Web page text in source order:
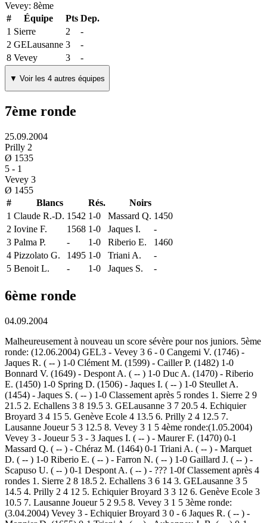
Vevey: 8ème
#
Équipe Pts Dep.
1 Sierre 2
-
2 GELausanne 3
-
8 Vevey 3 -
▼ Voir les 4 autres équipes
7ème ronde
25.09.2004
Prilly 2
Ø 1535
5 - 1
Vevey 3
Ø 1455
#
Blancs Rés.
Noirs
1 Claude R.-D. 1542 1-0 Massard Q. 1450
2 Iovine F. 1568 1-0 Jaques I.
-
3 Palma P. - 1-0 Riberio E.
1460
4 Pizzolato G. 1495 1-0 Triani A.
-
5 Benoit L. - 1-0 Jaques S. -
6ème ronde
04.09.2004
Malheureusement à nouveau un score sévère pour nos juniors. 5ème
ronde: (12.06.2004) GEL3 - Vevey 3 6 - 0 Cangemi V. (1746) -
Jaques R. ( -- ) 1-0 Clément M. (1599) - Cailler P. (1482) 1-0
Bonnard V. (1649) - Despont A. ( -- ) 1-0 Duc A. (1470) - Riberio
E. (1450) 1-0 Spring D. (1506) - Jaques I. ( -- ) 1-0 Steullet A.
(1454) - Jaques S. ( -- ) 1-0 Classement après 5 rondes 1. Sierre 2 9
21.5 2. Echallens 3 8 19.5 3. GELausanne 3 7 20.5 4. Echiquier
Broyard 3 4 15 5. Genève Ecole 4 13.5 6. Prilly 2 4 12.5 7.
Lausanne Joueur 5 3 12.5 8. Vevey 3 1 5 4ème ronde:(1.05.2004)
Vevey 3 - Joueur 5 3 - 3 Jaques I. ( -- ) - Maurer F. (1470) 0-1
Massard Q. ( -- ) - Chéraz M. (1464) 0-1 Triani A. ( -- ) - Marquet
D. ( -- ) 1-0 Riberio E. ( -- ) - Farron N. ( -- ) 1-0 Gaillard J. ( -- ) -
Scapuso U. ( -- ) 0-1 Despont A. ( -- ) - ??? 1-0f Classement après 4
rondes 1. Sierre 2 8 18.5 2. Echallens 3 6 14 3. GELausanne 3 5
14.5 4. Prilly 2 4 12 5. Echiquier Broyard 3 3 12 6. Genève Ecole 3
10.5 7. Lausanne Joueur 5 2 9.5 8. Vevey 3 1 5 3ème ronde:
(3.04.2004) Vevey 3 - Echiquier Broyard 3 0 - 6 Jaques R. ( -- ) -